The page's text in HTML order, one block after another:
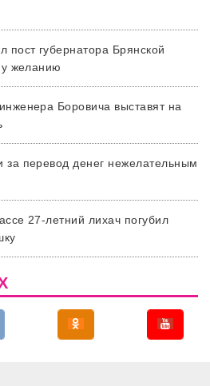
пост губернатора Брянской
желанию
Боровича выставят на
за перевод денег нежелательным
27-летний лихач погубил